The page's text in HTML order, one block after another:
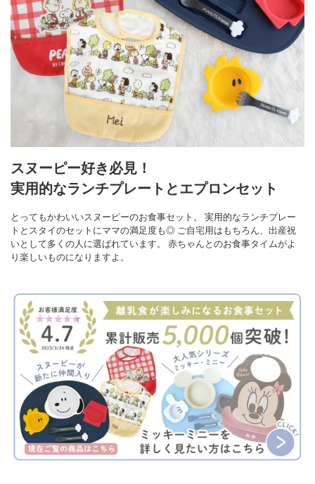
スヌーピー好き必見！
実用的なランチプレートとエプロンセット
とってもかわいいスヌーピーのお食事セット。
実用的なランチプレー
トとスタイのセットにママの満足度も◎ ご自宅用はもちろん、出産祝
いとして多くの人に選ばれています。
赤ちゃんとのお食事タイムがよ
り楽しいものになりますよ。